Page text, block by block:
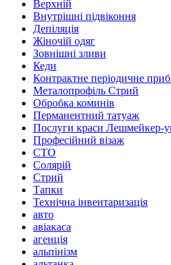
Верхній
Внутрішні підвіконня
Депіляція
Жіночій одяг
Зовнішні зливи
Кеди
Контрактне періодичне
Металопрофіль Стрий
Обробка коминів
Перманентний татуаж
Послуги краси Лешмейкер-
Професійний візаж
СТО
Солярій
Стрий
Тапки
Технічна інвентаризація
авто
авіакаса
агенція
альпінізм